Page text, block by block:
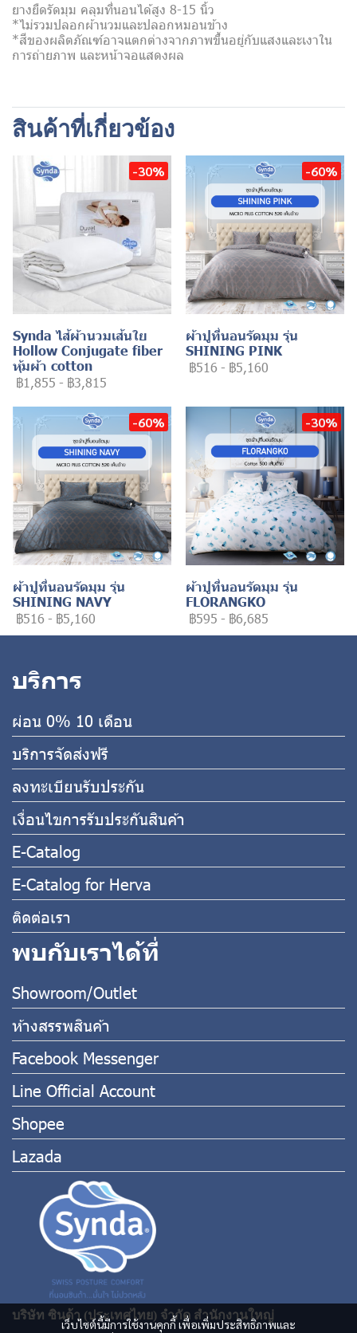
ยางยืดรัดมุม คลุมที่นอนได้สูง 8-15 นิ้ว
*ไม่รวมปลอกผ้านวมและปลอกหมอนข้าง
*สีของผลิตภัณฑ์อาจแตกต่างจากภาพขึ้นอยู่กับแสงและเงาใน
การถ่ายภาพ และหน้าจอแสดงผล
สินค้าที่เกี่ยวข้อง
-30%
Synda ไส้ผ้านวมเส้นใย
Hollow Conjugate fiber
หุ้มผ้า cotton
฿1,855 - ฿3,815
-60%
ผ้าปูที่นอนรัดมุม รุ่น
SHINING PINK
฿516 - ฿5,160
-60%
ผ้าปูที่นอนรัดมุม รุ่น
SHINING NAVY
฿516 - ฿5,160
-30%
ผ้าปูที่นอนรัดมุม รุ่น
FLORANGKO
฿595 - ฿6,685
เว็บไซต์นี้มีการใช้งานคุกกี้ เพื่อเพิ่มประสิทธิภาพและ
บริการ
ผ่อน 0% 10 เดือน
บริการจัดส่งฟรี
ลงทะเบียนรับประกัน
เงื่อนไขการรับประกันสินค้า
E-Catalog
E-Catalog for Herva
ติดต่อเรา
พบกับเราได้ที่
Showroom/Outlet
ห้างสรรพสินค้า
Facebook Messenger
Line Official Account
Shopee
Lazada
บริษัท ซินด้า (ประเทศไทย) จำกัด สำนักงานใหญ่